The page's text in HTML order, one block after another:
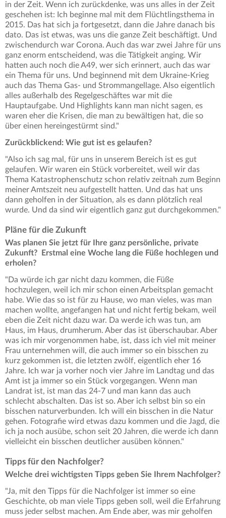
in der Zeit. Wenn ich zurückdenke, was uns alles in der Zeit
geschehen ist: Ich beginne mal mit dem Flüchtlingsthema in
2015. Das hat sich ja fortgesetzt, dann die Jahre danach bis
dato. Das ist etwas, was uns die ganze Zeit beschäftigt. Und
zwischendurch war Corona. Auch das war zwei Jahre für uns
ganz enorm entscheidend, was die Tätigkeit anging. Wir
hatten auch noch die A49, wer sich erinnert, auch das war
ein Thema für uns. Und beginnend mit dem Ukraine-Krieg
auch das Thema Gas- und Strommangellage. Also eigentlich
alles außerhalb des Regelgeschäftes war mit die
Hauptaufgabe. Und Highlights kann man nicht sagen, es
waren eher die Krisen, die man zu bewältigen hat, die so
über einen hereingestürmt sind."
Zurückblickend: Wie gut ist es gelaufen?
"Also ich sag mal, für uns in unserem Bereich ist es gut
gelaufen. Wir waren ein Stück vorbereitet, weil wir das
Thema Katastrophenschutz schon relativ zeitnah zum Beginn
meiner Amtszeit neu aufgestellt hatten. Und das hat uns
dann geholfen in der Situation, als es dann plötzlich real
wurde. Und da sind wir eigentlich ganz gut durchgekommen."
Pläne für die Zukunft
Was planen Sie jetzt für Ihre ganz persönliche, private
Zukunft? Erstmal eine Woche lang die Füße hochlegen und
erholen?
"Da würde ich gar nicht dazu kommen, die Füße
hochzulegen, weil ich mir schon einen Arbeitsplan gemacht
habe. Wie das so ist für zu Hause, wo man vieles, was man
machen wollte, angefangen hat und nicht fertig bekam, weil
eben die Zeit nicht dazu war. Da werde ich was tun, am
Haus, im Haus, drumherum. Aber das ist überschaubar. Aber
was ich mir vorgenommen habe, ist, dass ich viel mit meiner
Frau unternehmen will, die auch immer so ein bisschen zu
kurz gekommen ist, die letzten zwölf, eigentlich eher 16
Jahre. Ich war ja vorher noch vier Jahre im Landtag und das
Amt ist ja immer so ein Stück vorgegangen. Wenn man
Landrat ist, ist man das 24-7 und man kann das auch
schlecht abschalten. Das ist so. Aber ich selbst bin so ein
bisschen naturverbunden. Ich will ein bisschen in die Natur
gehen. Fotografie wird etwas dazu kommen und die Jagd, die
ich ja noch ausübe, schon seit 20 Jahren, die werde ich dann
vielleicht ein bisschen deutlicher ausüben können."
Tipps für den Nachfolger?
Welche drei wichtigsten Tipps geben Sie Ihrem Nachfolger?
"Ja, mit den Tipps für die Nachfolger ist immer so eine
Geschichte, ob man viele Tipps geben soll, weil die Erfahrung
muss jeder selbst machen. Am Ende aber, was mir geholfen